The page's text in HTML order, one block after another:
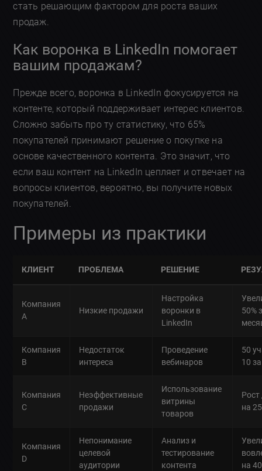
стать решающим фактором для роста ваших
продаж.
Как воронка в LinkedIn помогает
вашим продажам?
Прежде всего, воронка в LinkedIn фокусируется на
контенте, который поддерживает интерес клиентов.
Сложно забыть про ту статистику, что 65%
покупателей принимают решение о покупке на
основе качественного контента. Это значит, что
если ваш контент на LinkedIn цепляет и отвечает на
вопросы клиентов, вероятно, вы получите новых
покупателей.
Примеры из практики
КЛИЕНТ ПРОБЛЕМА РЕШЕНИЕ
Компания
A
Низкие продажи
Настройка
воронки в
LinkedIn
50%
Компания
B
Недостаток
интереса
Проведение
вебинаров
50
10
Компания
C
Неэффективные
продажи
Использование
витрины
товаров
Рост
на
Компания
D
Непонимание
целевой
аудитории
Анализ и
тестирование
контента
на